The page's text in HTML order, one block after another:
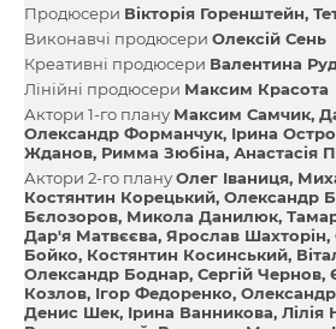
Продюсери Вікторія Горенштейн
Виконавчі продюсери Олексій Сень
Креативні продюсери Валентина
Лінійні продюсери Максим Красота
Актори 1-го плану Максим Самчик
Олександр Форманчук Ірина
Жданов Римма Зюбіна Анастасія
Актори 2-го плануОлег Іваниця
Костянтин Корецький Олександр
Бєлозоров Микола Данилюк
Дар'я Матвєєва Ярослав Шахторін
Бойко Костянтин Косинський
Олександр Боднар Сергій Чернов
Козлов Ігор Федоренко
Денис Шек Ірина Ванникова Лілія